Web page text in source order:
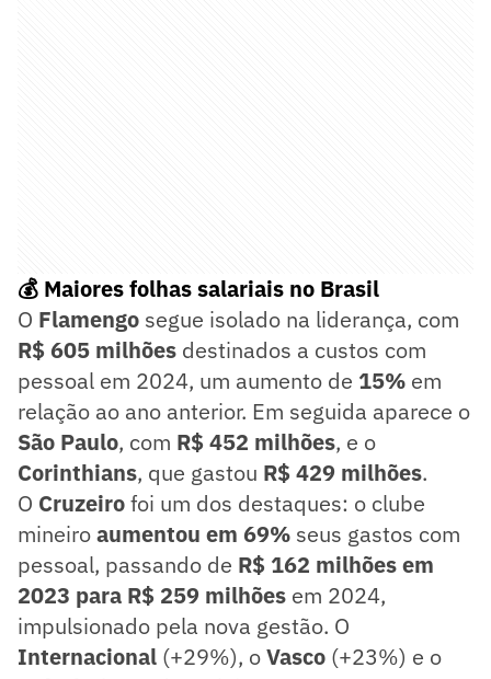
💰 Maiores folhas salariais no Brasil
O Flamengo segue isolado na liderança, com
R$ 605 milhões destinados a custos com
pessoal em 2024, um aumento de 15% em
relação ao ano anterior. Em seguida aparece o
São Paulo, com R$ 452 milhões, e o
Corinthians, que gastou R$ 429 milhões.
O Cruzeirofoi um dos destaques: o clube
mineiroaumentou em 69% seus gastos com
pessoal, passando de R$ 162 milhões em
2023 para R$ 259 milhões em 2024,
impulsionado pela nova gestão. O
Internacional (+29%), oVasco (+23%) e o